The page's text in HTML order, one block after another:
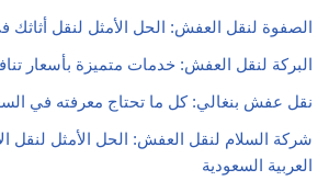
الصفوة لنقل العفش: الحل الأمثل لنقل أثاثك
البركة لنقل العفش: خدمات متميزة بأسعار
نقل عفش بنغالي: كل ما تحتاج معرفته في
شركة السلام لنقل العفش: الحل الأمثل لنقل
العربية السعودية